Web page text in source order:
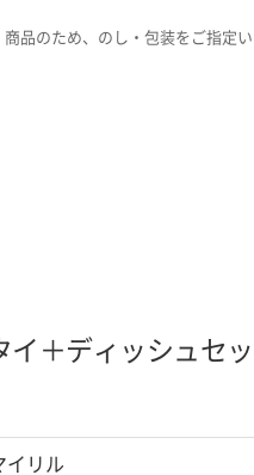
品のため、のし・包装をご指定い
＋ディッシュセ
イリル